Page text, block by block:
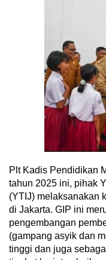
Plt Kadis Pendidikan
tahun 2025 ini, pihak
(YTIJ) melaksanakan
di Jakarta. GIP ini
pengembangan
(gampang asyik dan
tinggi dan juga